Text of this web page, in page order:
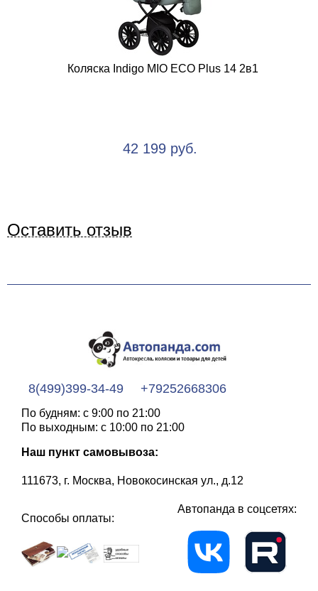
Коляска Indigo MIO ECO Plus 14 2в1
42 199 руб.
Оставить отзыв
8(499)399-34-49 +79252668306
По будням: с 9:00 по 21:00
По выходным: с 10:00 по 21:00
Наш пункт самовывоза:
111673, г. Москва, Новокосинская ул., д.12
Способы оплаты:
Автопанда в соцсетях: